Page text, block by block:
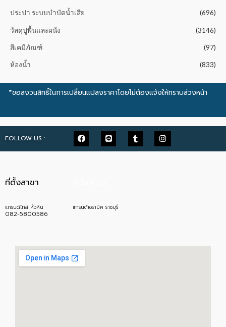
ประปา ระบบบำบัดน้ำเสีย (696)
วัสดุปูพื้นและผนัง (3146)
สีเคมีภัณฑ์ (97)
ห้องน้ำ (833)
*ขอสงวนสิทธิ์ในการเปลี่ยนแปลงราคาโดยไม่ต้องแจ้งให้ทราบล่วงหน้า
FOLLOW US :
ที่ตั้งสาขา
แกรนด์ไทล์ หัวหิน
082-5800586
แกรนด์เซรามิค ราชบุรี